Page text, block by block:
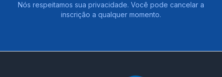
Nós respeitamos sua privacidade. Você pode cancelar a
inscrição a qualquer momento.